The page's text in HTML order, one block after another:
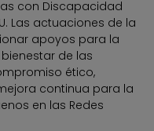
con Discapacidad
Las actuaciones de la
apoyos para la
de las
ético,
continua para la
en las Redes